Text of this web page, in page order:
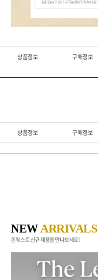
상품정보 구매정보
상품정보 구매정보
NEWARRIVALS
톤퀘스트 신규 제품을 만나보세요!